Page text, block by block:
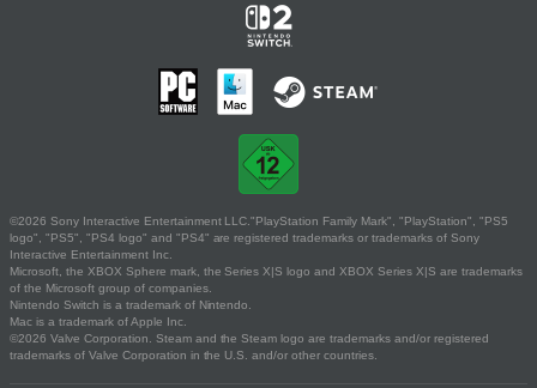
©2026 Sony Interactive Entertainment LLC."PlayStation Family Mark", "PlayStation", "PS5
logo", "PS5", "PS4 logo" and "PS4" are registered trademarks or trademarks of Sony
Interactive Entertainment Inc.
Microsoft, the XBOX Sphere mark, the Series X|S logo and XBOX Series X|S are trademarks
of the Microsoft group of companies.
Nintendo Switch is a trademark of Nintendo.
Mac is a trademark of Apple Inc.
©2026 Valve Corporation. Steam and the Steam logo are trademarks and/or registered
trademarks of Valve Corporation in the U.S. and/or other countries.